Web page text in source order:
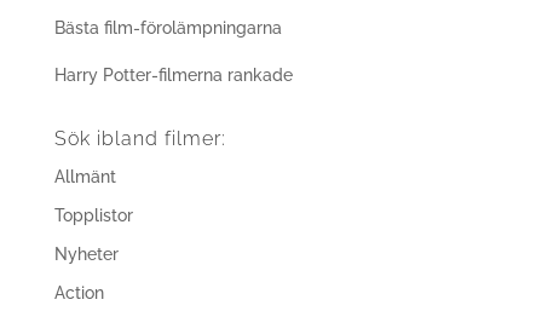
Bästa film-förolämpningarna
Harry Potter-filmerna rankade
Sök ibland filmer:
Allmänt
Topplistor
Nyheter
Action